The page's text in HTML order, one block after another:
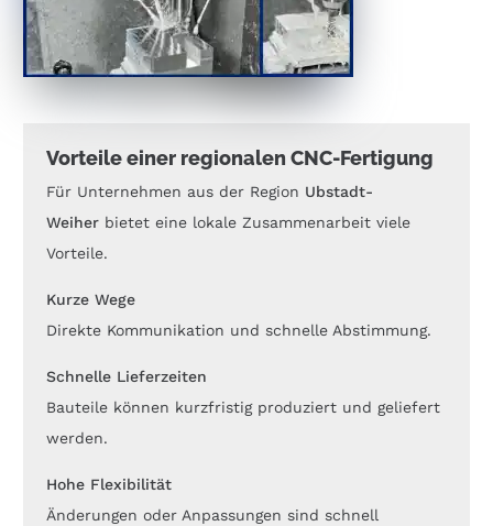
Vorteile einer regionalen CNC-Fertigung
Für Unternehmen aus der Region Ubstadt-
Weiher bietet eine lokale Zusammenarbeit viele
Vorteile.
Kurze Wege
Direkte Kommunikation und schnelle Abstimmung.
Schnelle Lieferzeiten
Bauteile können kurzfristig produziert und geliefert
werden.
Hohe Flexibilität
Änderungen oder Anpassungen sind schnell